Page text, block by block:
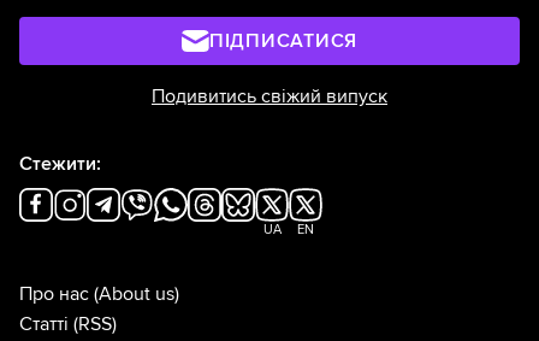
ПІДПИСАТИСЯ
Подивитись свіжий випуск
Стежити:
UA EN
Про нас (About us)
Статті (RSS)